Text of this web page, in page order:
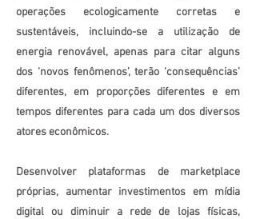
operações ecologicamente corretas e
sustentáveis, incluindo-se a utilização de
energia renovável, apenas para citar alguns
dos ‘novos fenômenos’, terão ‘consequências’
diferentes, em proporções diferentes e em
tempos diferentes para cada um dos diversos
atores econômicos.
Desenvolver plataformas de marketplace
próprias, aumentar investimentos em mídia
digital ou diminuir a rede de lojas físicas,